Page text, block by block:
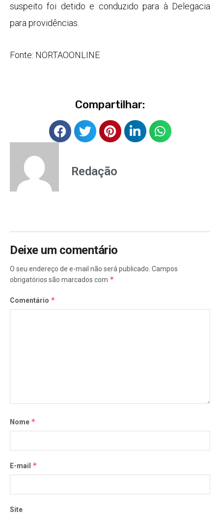
suspeito foi detido e conduzido para à Delegacia
para providências.
Fonte: NORTAOONLINE
Compartilhar:
Redação
Deixe um comentário
O seu endereço de e-mail não será publicado. Campos
obrigatórios são marcados com *
Comentário *
Nome *
E-mail *
Site